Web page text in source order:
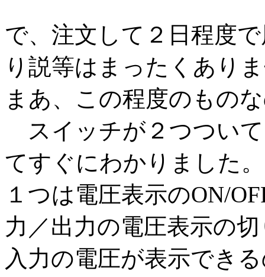
で、注文して２日程度
り説等はまったくあり
まあ、この程度のもの
スイッチが２つつい
てすぐにわかりました。
１つは電圧表示のON/
力／出力の電圧表示の
入力の電圧が表示でき